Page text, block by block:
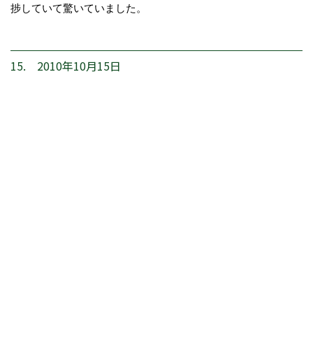
捗していて驚いていました。
15. 2010年10月15日